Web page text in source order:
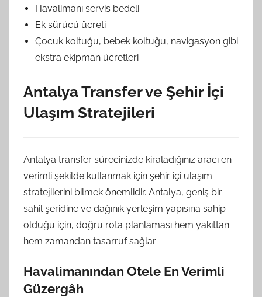
Havalimanı servis bedeli
Ek sürücü ücreti
Çocuk koltuğu, bebek koltuğu, navigasyon gibi
ekstra ekipman ücretleri
Antalya Transfer ve Şehir İçi
Ulaşım Stratejileri
Antalya transfer sürecinizde kiraladığınız aracı en
verimli şekilde kullanmak için şehir içi ulaşım
stratejilerini bilmek önemlidir. Antalya, geniş bir
sahil şeridine ve dağınık yerleşim yapısına sahip
olduğu için, doğru rota planlaması hem yakıttan
hem zamandan tasarruf sağlar.
Havalimanından Otele En Verimli
Güzergâh